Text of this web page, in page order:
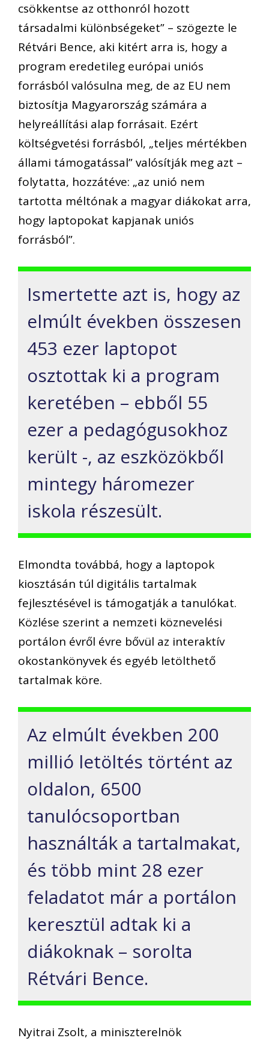
csökkentse az otthonról hozott
társadalmi különbségeket” – szögezte le
Rétvári Bence, aki kitért arra is, hogy a
program eredetileg európai uniós
forrásból valósulna meg, de az EU nem
biztosítja Magyarország számára a
helyreállítási alap forrásait. Ezért
költségvetési forrásból, „teljes mértékben
állami támogatással” valósítják meg azt –
folytatta, hozzátéve: „az unió nem
tartotta méltónak a magyar diákokat arra,
hogy laptopokat kapjanak uniós
forrásból”.
Ismertette azt is, hogy az
elmúlt években összesen
453 ezer laptopot
osztottak ki a program
keretében – ebből 55
ezer a pedagógusokhoz
került -, az eszközökből
mintegy háromezer
iskola részesült.
Elmondta továbbá, hogy a laptopok
kiosztásán túl digitális tartalmak
fejlesztésével is támogatják a tanulókat.
Közlése szerint a nemzeti köznevelési
portálon évről évre bővül az interaktív
okostankönyvek és egyéb letölthető
tartalmak köre.
Az elmúlt években 200
millió letöltés történt az
oldalon, 6500
tanulócsoportban
használták a tartalmakat,
és több mint 28 ezer
feladatot már a portálon
keresztül adtak ki a
diákoknak – sorolta
Rétvári Bence.
Nyitrai Zsolt, a miniszterelnök